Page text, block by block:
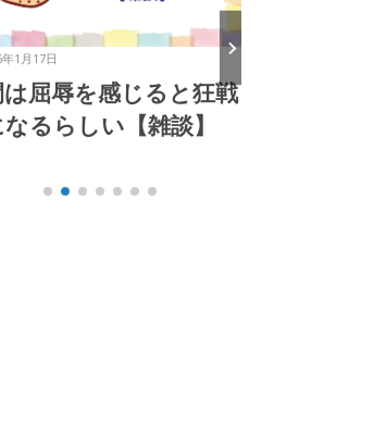
2026年1月13日
道徳なんて、誰かに教えて
もらって身につくもので